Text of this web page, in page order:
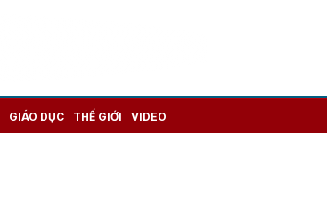
GIÁO DỤC THẾ GIỚI VIDEO